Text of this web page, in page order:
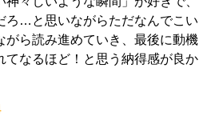
ろ…と思いながらただなんでこい
がら読み進めていき、最後に動機
てなるほど！と思う納得感が良か